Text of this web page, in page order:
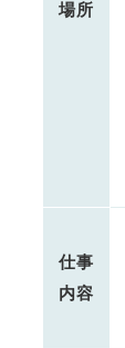
場所
仕事
内容